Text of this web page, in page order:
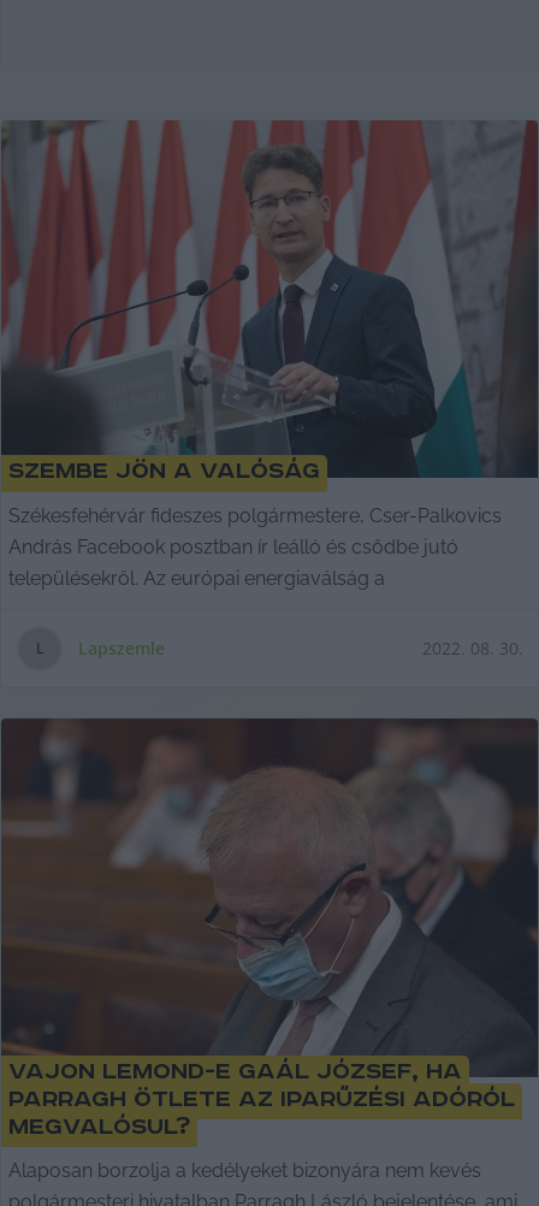
Szembe jön a valóság
Székesfehérvár fideszes polgármestere, Cser-Palkovics
András Facebook posztban ír leálló és csődbe jutó
településekről. Az európai energiaválság a
L Lapszemle 2022. 08. 30.
Vajon lemond-e Gaál József, ha
Parragh ötlete az iparűzési adóról
megvalósul?
Alaposan borzolja a kedélyeket bizonyára nem kevés